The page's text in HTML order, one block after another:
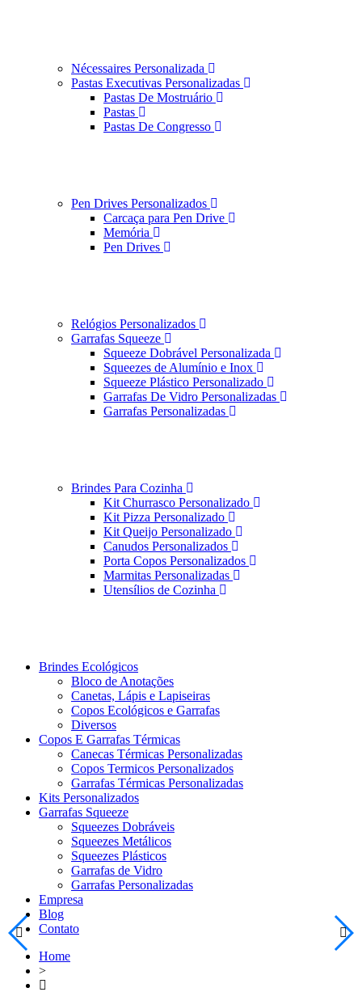
Nécessaires Personalizada
Pastas Executivas Personalizadas
Pastas De Mostruário
Pastas
Pastas De Congresso
Pen Drives Personalizados
Carcaça para Pen Drive
Memória
Pen Drives
Relógios Personalizados
Garrafas Squeeze
Squeeze Dobrável Personalizada
Squeezes de Alumínio e Inox
Squeeze Plástico Personalizado
Garrafas De Vidro Personalizadas
Garrafas Personalizadas
Brindes Para Cozinha
Kit Churrasco Personalizado
Kit Pizza Personalizado
Kit Queijo Personalizado
Canudos Personalizados
Porta Copos Personalizados
Marmitas Personalizadas
Utensílios de Cozinha
Brindes Ecológicos
Bloco de Anotações
Canetas, Lápis e Lapiseiras
Copos Ecológicos e Garrafas
Diversos
Copos E Garrafas Térmicas
Canecas Térmicas Personalizadas
Copos Termicos Personalizados
Garrafas Térmicas Personalizadas
Kits Personalizados
Garrafas Squeeze
Squeezes Dobráveis
Squeezes Metálicos
Squeezes Plásticos
Garrafas de Vidro
Garrafas Personalizadas
Empresa
Blog
Contato
Home
>